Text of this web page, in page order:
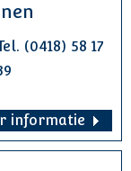
(0418) 58 17
informatie